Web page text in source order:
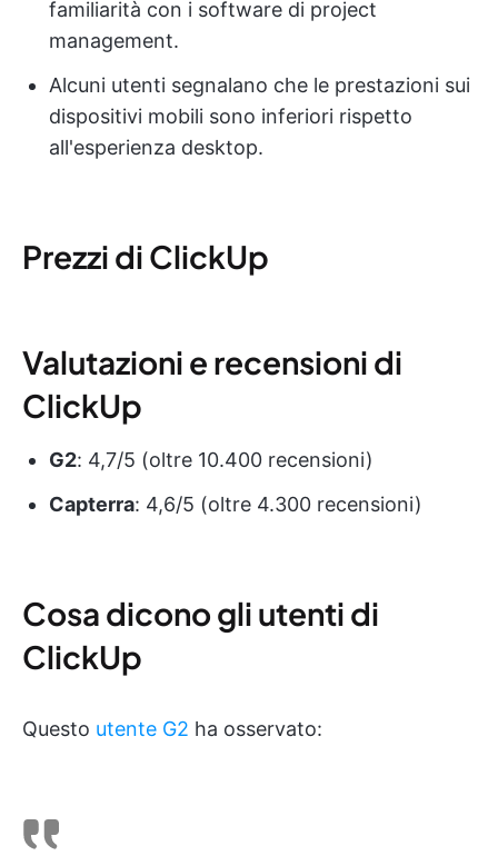
familiarità con i software di project
management.
Alcuni utenti segnalano che le prestazioni sui
dispositivi mobili sono inferiori rispetto
all'esperienza desktop.
Prezzi di ClickUp
Valutazioni e recensioni di
ClickUp
G2: 4,7/5 (oltre 10.400 recensioni)
Capterra: 4,6/5 (oltre 4.300 recensioni)
Cosa dicono gli utenti di
ClickUp
Questo utente G2 ha osservato: